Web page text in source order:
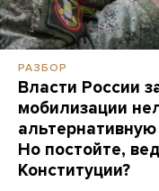
РАЗБОР
Власти России
мобилизации
Но постойте,
Конституции?